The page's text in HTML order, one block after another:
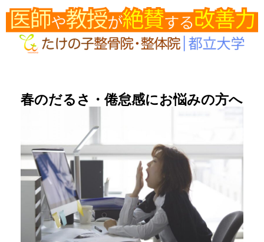
春のだるさ・倦怠感にお悩みの方へ